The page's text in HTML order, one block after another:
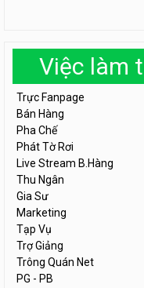
Việc làm
Trực Fanpage
Bán Hàng
Pha Chế
Phát Tờ Rơi
Live Stream B.Hàng
Thu Ngân
Gia Sư
Marketing
Tạp Vụ
Trợ Giảng
Trông Quán Net
PG - PB